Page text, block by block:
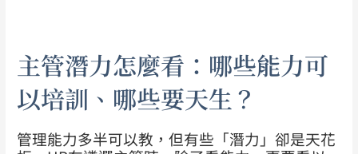
主管潛力怎麼看：哪些能力可
以培訓、哪些要天生？
管理能力多半可以教，但有些「潛力」卻是天花